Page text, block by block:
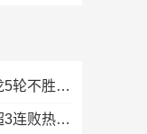
终结2连败！新鹏城2-0送铜梁龙5轮不胜37岁姜至鹏破门韦斯利建功
近3轮首胜！铁人3-1送申花中超3连败热菲尼奥双响邦本宜裕传射